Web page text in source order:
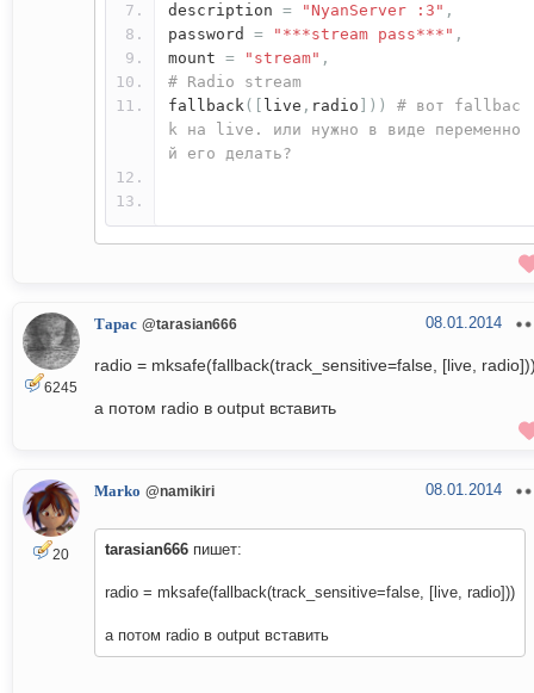
description = "NyanServer :3" ,
password = "***stream pass***" ,
mount = "stream" ,
# Radio stream
fallback([ live , radio ]))
# вот fallbac
k на live. или нужно в виде переменно
й его делать?
6245
Тарас @tarasian666 08.01.2014
radio = mksafe(fallback(track_sensitive=false, [live,
а потом radio в output вставить
20
Marko @namikiri 08.01.2014
tarasian666 пишет:
radio = mksafe(fallback(track_sensitive=false, [live, radio]))
а потом radio в output вставить